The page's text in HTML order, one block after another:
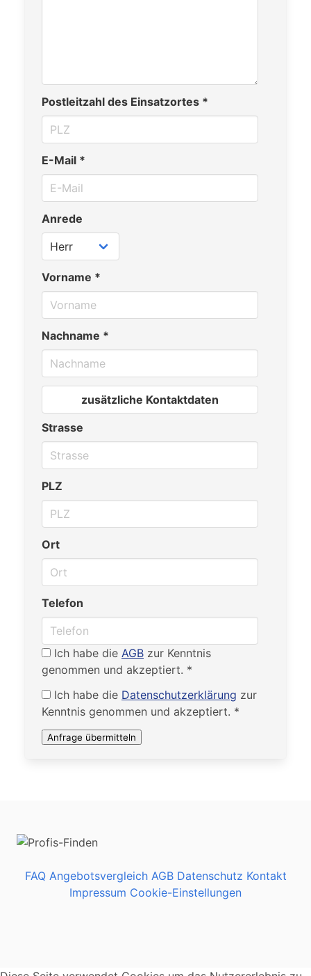
Postleitzahl des Einsatzortes *
E-Mail *
Anrede
Vorname *
Nachname *
zusätzliche Kontaktdaten
Strasse
PLZ
Ort
Telefon
Ich habe die AGB zur Kenntnis
genommen und akzeptiert. *
Ich habe die Datenschutzerklärung zur
Kenntnis genommen und akzeptiert. *
Anfrage übermitteln
FAQ Angebotsvergleich AGB Datenschutz Kontakt
Impressum Cookie-Einstellungen